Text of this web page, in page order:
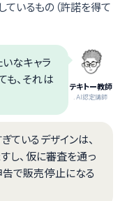
ているもの（許諾を得て
テキトー教師
.AI認定講師
なキャラ
も、それは
ているデザインは、
し、仮に審査を通っ
告で販売停止になる